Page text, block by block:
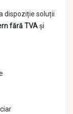
dispoziție soluții
fără TVAși